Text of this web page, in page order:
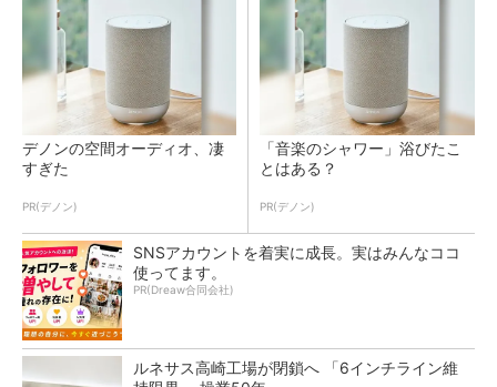
デノンの空間オーディオ、凄
すぎた
PR(デノン)
「音楽のシャワー」浴びたこ
とはある？
PR(デノン)
SNSアカウントを着実に成長。実はみんなココ
使ってます。
PR(Dreaw合同会社)
ルネサス高崎工場が閉鎖へ 「6インチライン維